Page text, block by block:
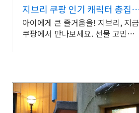
지브리 쿠팡 인기 캐릭터 총집
합!
아이에게 큰 즐거움을! 지브리, 지금
쿠팡에서 만나보세요. 선물 고민은